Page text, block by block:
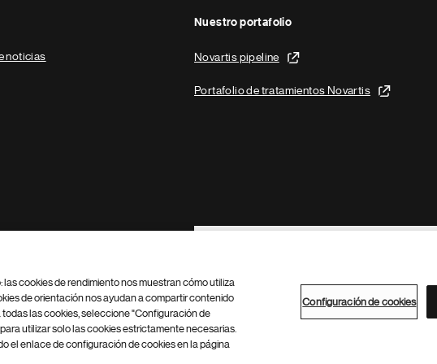
noticias
Nuestro portafolio
Novartis pipeline
Portafolio de tratamientos Novartis
Footer Site Search
Configuración de cookies Mapa del sitio
cookies de rendimiento nos muestran cómo utiliza
de orientación nos ayudan a compartir contenido
las cookies, seleccione "Configuración de
utilizar solo las cookies estrictamente necesarias.
el enlace de configuración de cookies en la página
Configuración de cookies